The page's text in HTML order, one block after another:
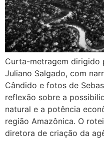
Curta-metragem dirigido
Juliano Salgado, com
Cândido e fotos de
reflexão sobre a
natural e a potência
região Amazônica. O
diretora de criação da